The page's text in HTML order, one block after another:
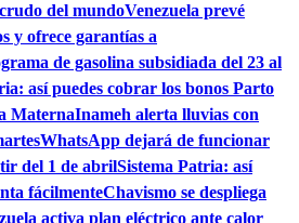
del mundoVenezuela prevé
y ofrece garantías a
de gasolina subsidiada del 23 al
así puedes cobrar los bonos Parto
MaternaInameh alerta lluvias con
WhatsApp dejará de funcionar
del 1 de abrilSistema Patria: así
fácilmenteChavismo se despliega
activa plan eléctrico ante calor